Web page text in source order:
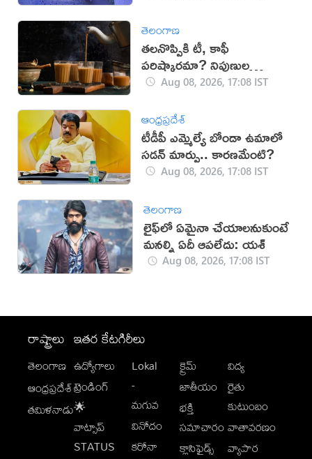
తెలంగాణ
తలనొప్పికి టీ, కాఫీ
పరిష్కారమా? నిపుణుల
సూచనలు ఇవే!
Aug 08, 2026, 17:08 IST
ఆంధ్రప్రదేశ్
టీడీపీ ఎమ్మెల్యే బోండా ఉమాలో
సడన్‌ మార్పు.. కారణమేంటి?
Aug 08, 2026, 17:08 IST
తెలంగాణ
లైఫ్‌లో ఏమైనా చేయాలనుకుంటే
మనల్ని ఏదీ ఆపలేదు: యశ్
Aug 08, 2026, 17:08 IST
రాష్ట్రాలు
తెలంగాణ
ఆంధ్రప్రదేశ్
తమిళనాడు
ఇతర కేటగిరీలు
ఉద్యోగాలు
ట్రెండింగ్
🌟
వాట్సాప్
STATUS
Lokal
-
మగువ
వినోదం
కరోనా
క్రైమ్
జాతీయం
భక్తి
సమాచారం
క్లాసిఫైడ్స్
విద్య
రైతు
కుటుంబం
వాతావరణం
వ్యాపార